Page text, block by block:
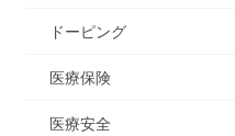
ドーピング
医療保険
医療安全